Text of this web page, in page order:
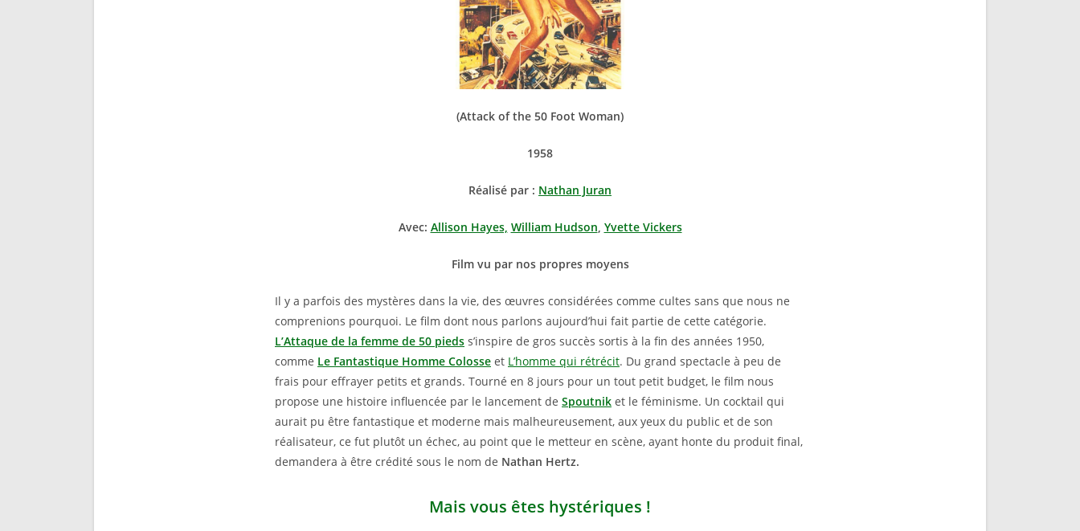
(Attack of the 50 Foot Woman)
1958
Réalisé par : Nathan Juran
Avec: Allison Hayes, William Hudson, Yvette Vickers
Film vu par nos propres moyens
Il y a parfois des mystères dans la vie, des œuvres considérées comme cultes sans que nous ne
comprenions pourquoi. Le film dont nous parlons aujourd’hui fait partie de cette catégorie.
L’Attaque de la femme de 50 pieds s’inspire de gros succès sortis à la fin des années 1950,
comme Le Fantastique Homme Colosse et L’homme qui rétrécit. Du grand spectacle à peu de
frais pour effrayer petits et grands. Tourné en 8 jours pour un tout petit budget, le film nous
propose une histoire influencée par le lancement de Spoutnik et le féminisme. Un cocktail qui
aurait pu être fantastique et moderne mais malheureusement, aux yeux du public et de son
réalisateur, ce fut plutôt un échec, au point que le metteur en scène, ayant honte du produit final,
demandera à être crédité sous le nom de Nathan Hertz.
Mais vous êtes hystériques !